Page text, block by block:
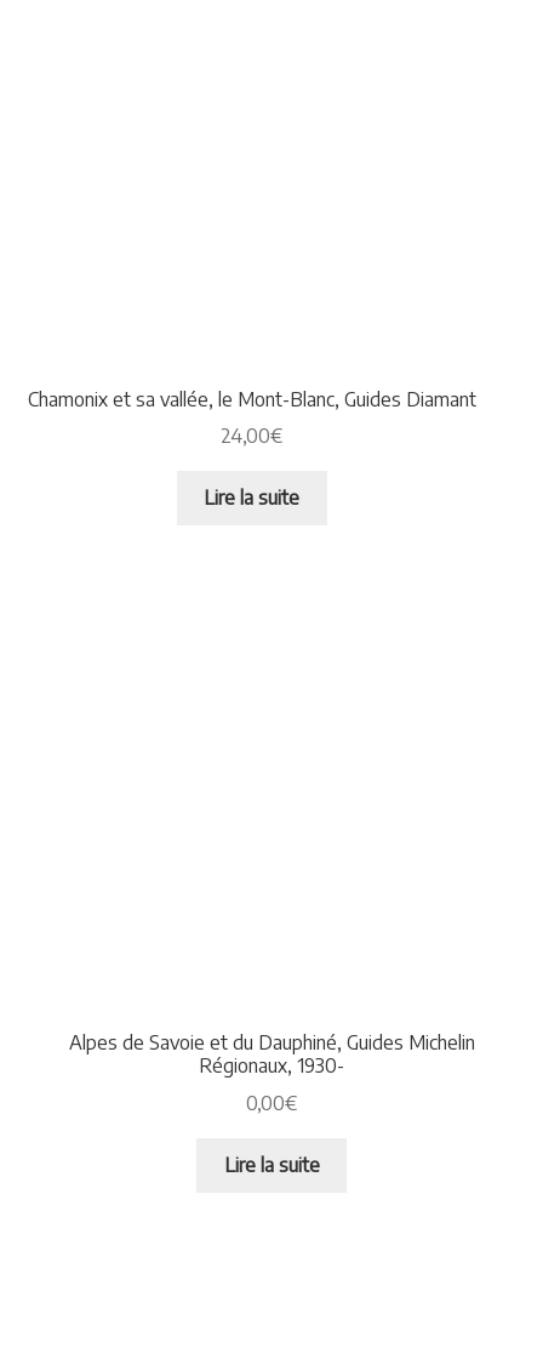
Chamonix et sa vallée, le Mont-Blanc, Guides Diamant
24,00€
Lire la suite
Alpes de Savoie et du Dauphiné, Guides Michelin
Régionaux, 1930-
0,00€
Lire la suite